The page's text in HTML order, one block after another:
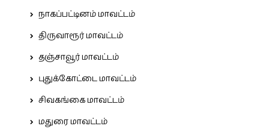
நாகப்பட்டினம் மாவட்டம்
திருவாரூர் மாவட்டம்
தஞ்சாவூர் மாவட்டம்
புதுக்கோட்டை மாவட்டம்
சிவகங்கை மாவட்டம்
மதுரை மாவட்டம்